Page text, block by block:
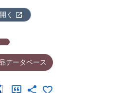
く
データベース